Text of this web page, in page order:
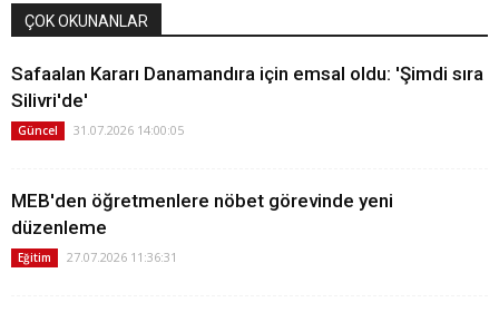
ÇOK OKUNANLAR
Safaalan Kararı Danamandıra için emsal oldu: 'Şimdi sıra
Silivri'de'
Güncel 31.07.2026 14:00:05
MEB'den öğretmenlere nöbet görevinde yeni
düzenleme
Eğitim 27.07.2026 11:36:31